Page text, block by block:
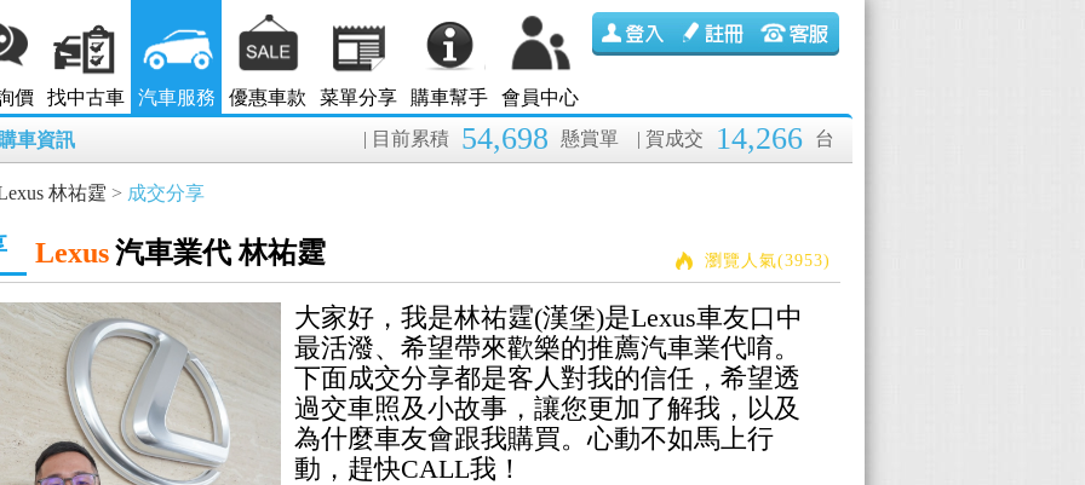
價 找中古車 汽車服務 優惠車款 菜單分享 購車幫手 會員中心
車資訊 | 賀成交 14,266 台
| 目前累積 54,698 懸賞單
林祐霆 > 成交分享
Lexus 汽車業代 林祐霆 瀏覽人氣(3953)
大家好，我是林祐霆(漢堡)是Lexus車友口中
最活潑、希望帶來歡樂的推薦汽車業代唷。
下面成交分享都是客人對我的信任，希望透
過交車照及小故事，讓您更加了解我，以及
為什麼車友會跟我購買。心動不如馬上行
動，趕快CALL我！